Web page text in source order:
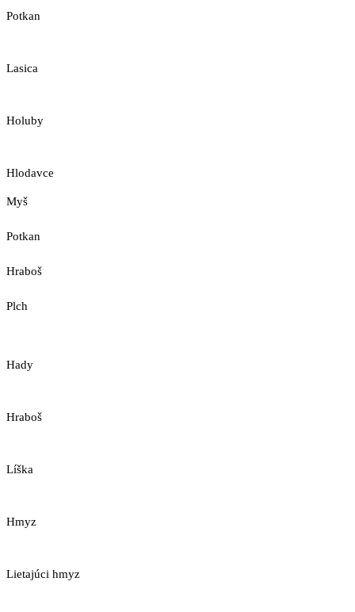
Potkan
Lasica
Holuby
Hlodavce
Myš
Potkan
Hraboš
Plch
Hady
Hraboš
Líška
Hmyz
Lietajúci hmyz